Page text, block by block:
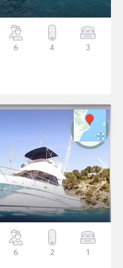
6 4 3
6 2 1